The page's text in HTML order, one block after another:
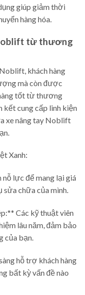
giúp giảm thời
hàng hóa.
từ thương
khách hàng
mà còn được
tốt từ thương
kết cung cấp linh kiện
xe nâng tay Noblift
Xanh:
nỗ lực để mang lại giá
sửa chữa của mình.
Các kỹ thuật viên
lâu năm, đảm bảo
của bạn.
hỗ trợ khách hàng
bất kỳ vấn đề nào